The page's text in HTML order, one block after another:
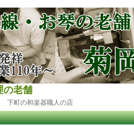
の老舗
下町の和楽器職人の店